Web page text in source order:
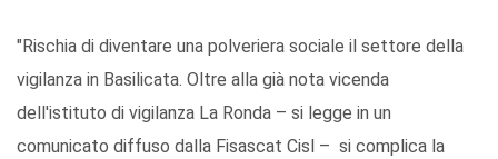
"Rischia di diventare una polveriera sociale il settore della
vigilanza in Basilicata. Oltre alla già nota vicenda
dell'istituto di vigilanza La Ronda – si legge in un
comunicato diffuso dalla Fisascat Cisl – si complica la